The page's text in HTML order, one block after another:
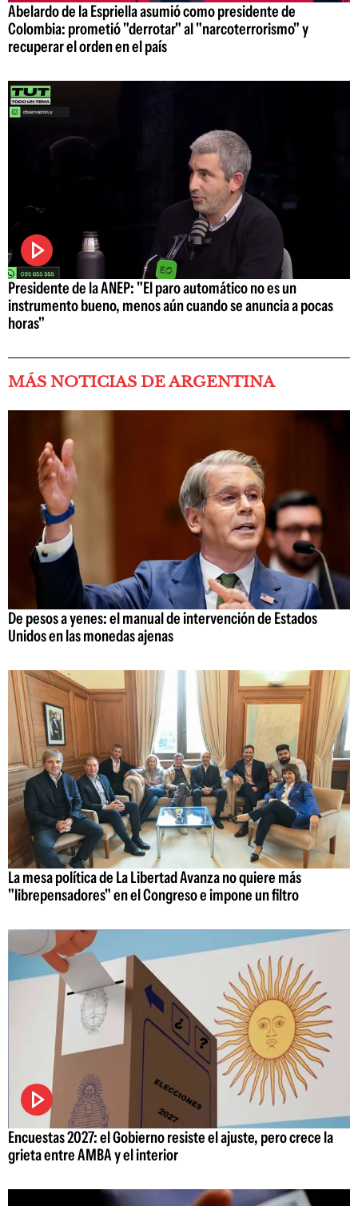
Abelardo de la Espriella asumió como presidente de
Colombia: prometió "derrotar" al "narcoterrorismo" y
recuperar el orden en el país
Presidente de la ANEP: "El paro automático no es un
instrumento bueno, menos aún cuando se anuncia a pocas
horas"
MÁS NOTICIAS DE ARGENTINA
De pesos a yenes: el manual de intervención de Estados
Unidos en las monedas ajenas
La mesa política de La Libertad Avanza no quiere más
"librepensadores" en el Congreso e impone un filtro
Encuestas 2027: el Gobierno resiste el ajuste, pero crece la
grieta entre AMBA y el interior